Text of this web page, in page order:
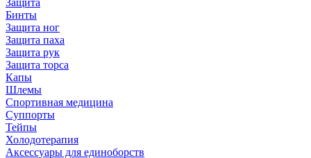
Защита
Бинты
Защита ног
Защита паха
Защита рук
Защита торса
Капы
Шлемы
Спортивная медицина
Суппорты
Тейпы
Холодотерапия
Аксессуары для единоборств